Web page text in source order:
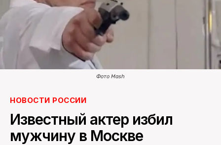
Фото Mash
НОВОСТИ РОССИИ
Известный актер избил
мужчину в Москве